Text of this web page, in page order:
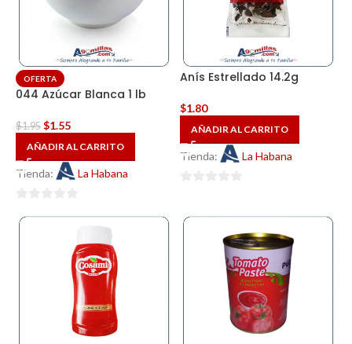
OFERTA
044 Azúcar Blanca 1 lb
$1.95 $1.55
AÑADIR AL CARRITO
Tienda: La Habana
de
Anís Estrellado 14.2g
$1.80
AÑADIR AL CARRITO
Tienda: La Habana
5